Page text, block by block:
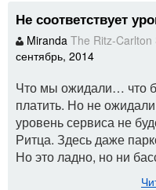
Не соответствует
Miranda The Ritz-Carlton
сентябрь, 2014
Что мы ожидали… что
платить. Но не
уровень сервиса не
Ритца. Здесь даже
Но это ладно, но ни